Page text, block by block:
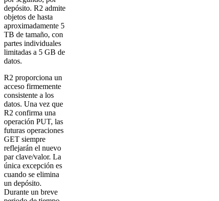
depósito. R2 admite
objetos de hasta
aproximadamente 5
TB de tamaño, con
partes individuales
limitadas a 5 GB de
datos.
R2 proporciona un
acceso firmemente
consistente a los
datos. Una vez que
R2 confirma una
operación PUT, las
futuras operaciones
GET siempre
reflejarán el nuevo
par clave/valor. La
única excepción es
cuando se elimina
un depósito.
Durante un breve